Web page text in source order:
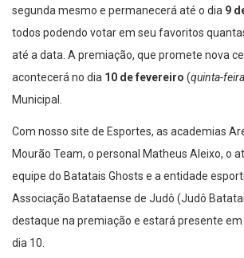
segunda mesmo e permanecerá até o dia 9
todos podendo votar em seu favoritos
até a data. A premiação, que promete nova
acontecerá no dia 10 de fevereiro (quinta-feira
Municipal.
Com nosso site de Esportes, as academias
Mourão Team, o personal Matheus Aleixo, o
equipe do Batatais Ghosts e a entidade
Associação Batataense de Judô (Judô
destaque na premiação e estará presente
dia 10.